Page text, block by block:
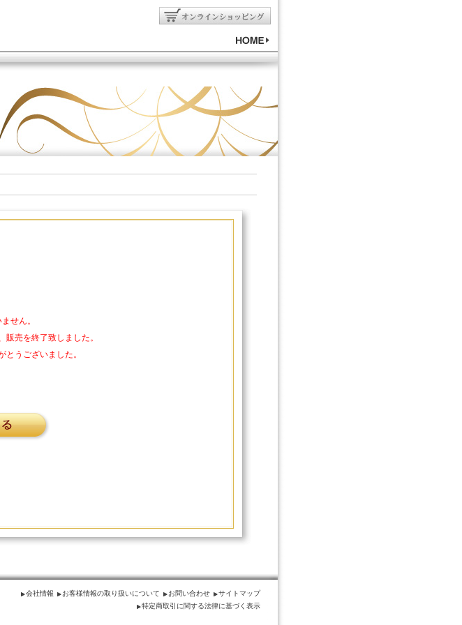
せん。
販売を終了致しました。
とうございました。
サイトマップ
お問い合わせ
お客様情報の取り扱いについて
会社情報
特定商取引に関する法律に基づく表示